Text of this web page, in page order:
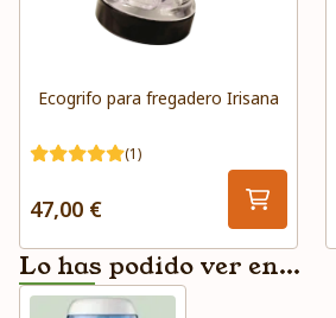
Ecogrifo para fregadero Irisana
(1)
47,00 €
Lo has podido ver en...